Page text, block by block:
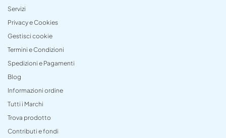
Servizi
Privacy e Cookies
Gestisci cookie
Termini e Condizioni
Spedizioni e Pagamenti
Blog
Informazioni ordine
Tutti i Marchi
Trova prodotto
Contributi e fondi